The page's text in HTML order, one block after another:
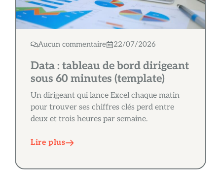
Aucun commentaire 22/07/2026
Data : tableau de bord dirigeant
sous 60 minutes (template)
Un dirigeant qui lance Excel chaque matin
pour trouver ses chiffres clés perd entre
deux et trois heures par semaine.
Lire plus